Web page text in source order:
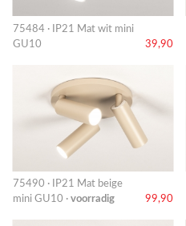
75484 · IP21 Mat wit mini
GU10
39,90
75490 · IP21 Mat beige
mini GU10 · voorradig 99,90